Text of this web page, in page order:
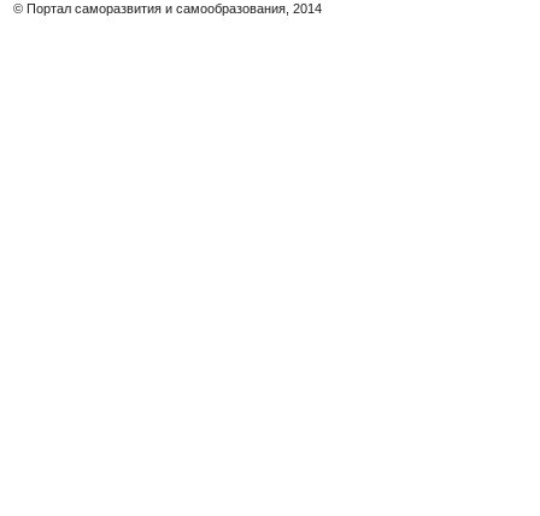
© Портал саморазвития и самообразования, 2014